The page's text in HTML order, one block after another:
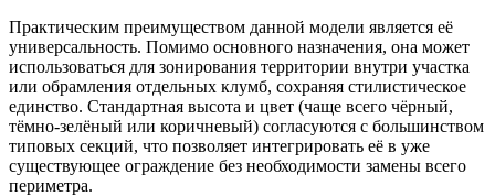
Практическим преимуществом данной модели является её
универсальность. Помимо основного назначения, она может
использоваться для зонирования территории внутри участка
или обрамления отдельных клумб, сохраняя стилистическое
единство. Стандартная высота и цвет (чаще всего чёрный,
тёмно-зелёный или коричневый) согласуются с большинством
типовых секций, что позволяет интегрировать её в уже
существующее ограждение без необходимости замены всего
периметра.